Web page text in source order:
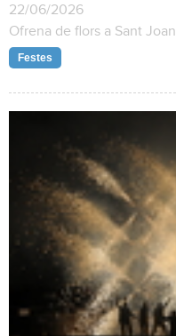
22/06/2026
Ofrena de flors a Sant Joan
Festes